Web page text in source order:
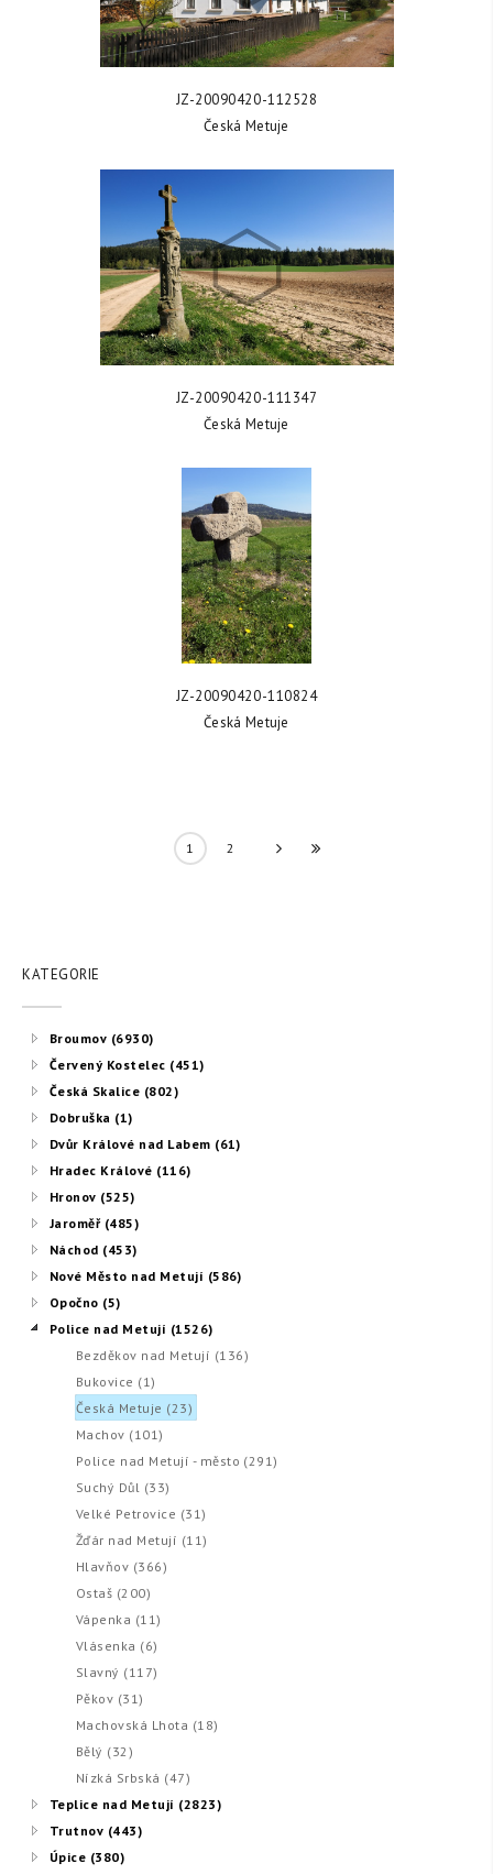
ZOBRAZIT FOTKU
JZ-20090420-112528
Česká Metuje
ZOBRAZIT FOTKU
JZ-20090420-111347
Česká Metuje
ZOBRAZIT FOTKU
JZ-20090420-110824
Česká Metuje
1 2
KATEGORIE
Broumov (6930)
Červený Kostelec (451)
Česká Skalice (802)
Dobruška (1)
Dvůr Králové nad Labem (61)
Hradec Králové (116)
Hronov (525)
Jaroměř (485)
Náchod (453)
Nové Město nad Metují (586)
Opočno (5)
Police nad Metují (1526)
Bezděkov nad Metují (136)
Bukovice (1)
Česká Metuje (23)
Machov (101)
Police nad Metují - město (291)
Suchý Důl (33)
Velké Petrovice (31)
Žďár nad Metují (11)
Hlavňov (366)
Ostaš (200)
Vápenka (11)
Vlásenka (6)
Slavný (117)
Pěkov (31)
Machovská Lhota (18)
Bělý (32)
Nízká Srbská (47)
Teplice nad Metují (2823)
Trutnov (443)
Úpice (380)